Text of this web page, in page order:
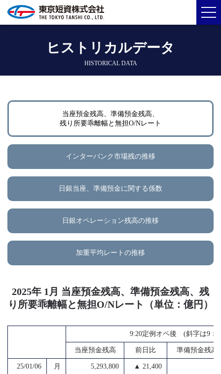
ヒストリカルデータ
HISTORICAL DATA
当座預金残高、準備預金残高、
残り所要乖離幅と無担O/Nレート
インターバンク市場残の推移
日銀当座、準備預金に関する係数
日銀オペレーション残高の推移
加重平均レートの推移
2025年 1月 当座預金残高、準備預金残高、残
り所要乖離幅と無担O/Nレート（単位：億円）
9:20定例オペ後 (斜字は9：
当座預金残高 前日比 準備預金残高
25/01/06 月 5,293,800 ▲ 21,400